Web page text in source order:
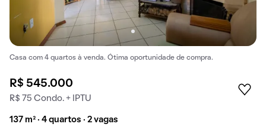
Casa com 4 quartos à venda. Ótima oportunidade de compra.
R$ 545.000
R$ 75 Condo. + IPTU
137 m² · 4 quartos · 2 vagas